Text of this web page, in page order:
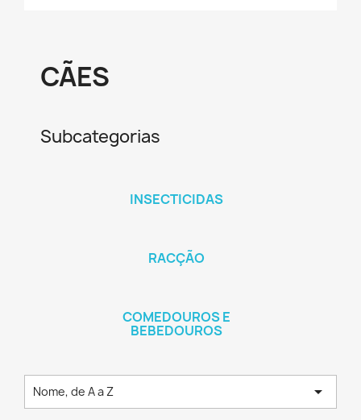
CÃES
Subcategorias
INSECTICIDAS
RACÇÃO
COMEDOUROS E
BEBEDOUROS
Nome, de A a Z 